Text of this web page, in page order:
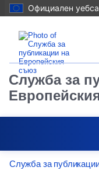
Официален
Служба за
Служба за